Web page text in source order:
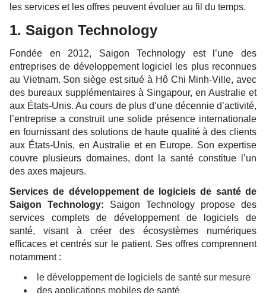
les services et les offres peuvent évoluer au fil du temps.
1. Saigon Technology
Fondée en 2012, Saigon Technology est l’une des
entreprises de développement logiciel les plus reconnues
au Vietnam. Son siège est situé à Hô Chi Minh-Ville, avec
des bureaux supplémentaires à Singapour, en Australie et
aux États-Unis. Au cours de plus d’une décennie d’activité,
l’entreprise a construit une solide présence internationale
en fournissant des solutions de haute qualité à des clients
aux États-Unis, en Australie et en Europe. Son expertise
couvre plusieurs domaines, dont la santé constitue l’un
des axes majeurs.
Services de développement de logiciels de santé de
Saigon Technology: Saigon Technology propose des
services complets de développement de logiciels de
santé, visant à créer des écosystèmes numériques
efficaces et centrés sur le patient. Ses offres comprennent
notamment :
le développement de logiciels de santé sur mesure
des applications mobiles de santé